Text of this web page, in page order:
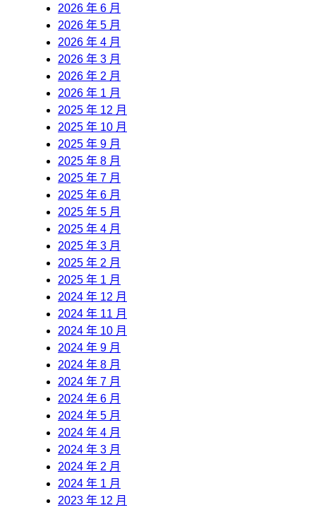
2026 年 6 月
2026 年 5 月
2026 年 4 月
2026 年 3 月
2026 年 2 月
2026 年 1 月
2025 年 12 月
2025 年 10 月
2025 年 9 月
2025 年 8 月
2025 年 7 月
2025 年 6 月
2025 年 5 月
2025 年 4 月
2025 年 3 月
2025 年 2 月
2025 年 1 月
2024 年 12 月
2024 年 11 月
2024 年 10 月
2024 年 9 月
2024 年 8 月
2024 年 7 月
2024 年 6 月
2024 年 5 月
2024 年 4 月
2024 年 3 月
2024 年 2 月
2024 年 1 月
2023 年 12 月